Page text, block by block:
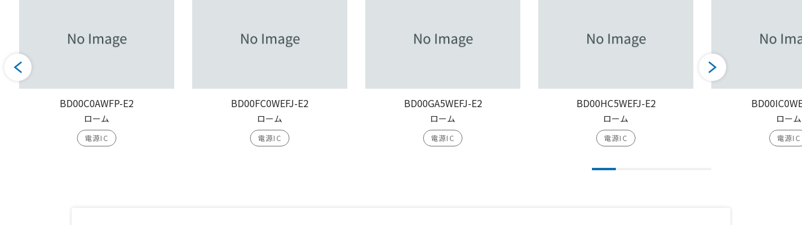
BD00C0AWFP-E2
ローム
電源IC
BD00FC0WEFJ-E2
ローム
電源IC
BD00GA5WEFJ-E2
ローム
電源IC
BD00HC5WEFJ-E2
ローム
電源IC
ローム
電源IC